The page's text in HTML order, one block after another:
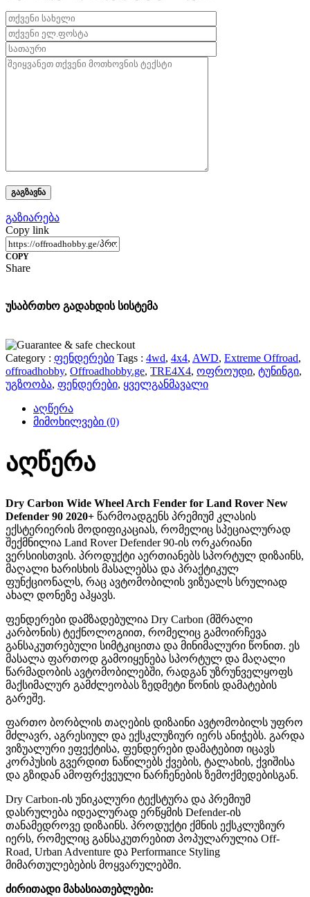
გაზიარება
Copy link
COPY
Share
უსაბრთხო გადახდის სისტემა
Category : ფენდერები Tags : 4wd, 4x4, AWD, Extreme Offroad,
offroadhobby, Offroadhobby.ge, TRE4X4, ოფროუდი, ტუნინგი,
უგზოობა, ფენდერები, ყველგანმავალი
აღწერა
მიმოხილვები (0)
აღწერა
Dry Carbon Wide Wheel Arch Fender for Land Rover New
Defender 90 2020+ წარმოადგენს პრემიუმ კლასის
ექსტერიერის მოდიფიკაციას, რომელიც სპეციალურად
შექმნილია Land Rover Defender 90-ის ორკარიანი
ვერსიისთვის. პროდუქტი აერთიანებს სპორტულ დიზაინს,
მაღალი ხარისხის მასალებსა და პრაქტიკულ
ფუნქციონალს, რაც ავტომობილის ვიზუალს სრულიად
ახალ დონეზე აჰყავს.
ფენდერები დამზადებულია Dry Carbon (მშრალი
კარბონის) ტექნოლოგიით, რომელიც გამოირჩევა
განსაკუთრებული სიმტკიცითა და მინიმალური წონით. ეს
მასალა ფართოდ გამოიყენება სპორტულ და მაღალი
წარმადობის ავტომობილებში, რადგან უზრუნველყოფს
მაქსიმალურ გამძლეობას ზედმეტი წონის დამატების
გარეშე.
ფართო ბორბლის თაღების დიზაინი ავტომობილს უფრო
მძლავრ, აგრესიულ და ექსკლუზიურ იერს ანიჭებს. გარდა
ვიზუალური ეფექტისა, ფენდერები დამატებით იცავს
კორპუსის გვერდით ნაწილებს ქვების, ტალახის, ქვიშისა
და გზიდან ამოფრქვეული ნარჩენების ზემოქმედებისგან.
Dry Carbon-ის უნიკალური ტექსტურა და პრემიუმ
დასრულება იდეალურად ერწყმის Defender-ის
თანამედროვე დიზაინს. პროდუქტი ქმნის ექსკლუზიურ
იერს, რომელიც განსაკუთრებით პოპულარულია Off-
Road, Urban Adventure და Performance Styling
მიმართულებების მოყვარულებში.
ძირითადი მახასიათებლები: